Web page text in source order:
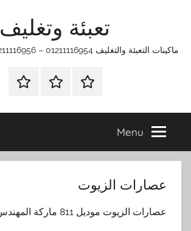
تعبئة وتغليف
ماكينات التعبئة والتغليف 01211116954 – 01211116956 – 01211116958
الرئيسيةماكينات
وتغليف
اتـصـل
في
التي
Menu
عصارات الزيوت
عصارات الزيوت موديل 811 ماركة المهندس منسى